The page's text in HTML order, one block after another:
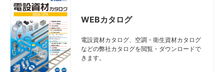
WEBカタログ
電設資材カタログ、空調・衛生資材カタログ
などの弊社カタログを閲覧・ダウンロードで
きます。